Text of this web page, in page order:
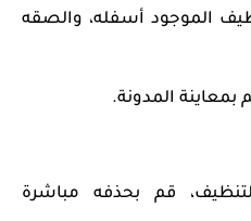
الموجود أسفله، والصقه
بمعاينة المدونة.
قم بحذفه مباشرة